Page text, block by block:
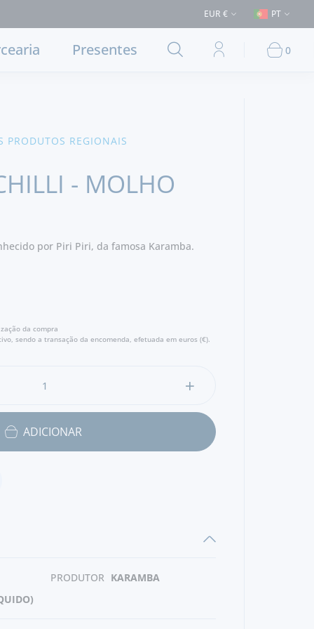
(Entrega em Lisboa e concelhos limítrofes) ⚠️ Envios para Portugal e
EUR € PT
Presentes 0
PRODUTOS REGIONAIS
- MOLHO
por Piri Piri, da famosa Karamba.
da compra
sendo a transação da encomenda, efetuada em euros (€).
ADICIONAR
PRODUTOR KARAMBA